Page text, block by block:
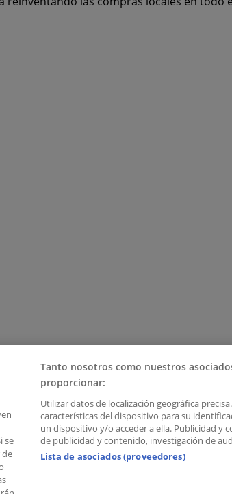
Barcelona, Spain
se
de
Tanto nosotros como nuestros
proporcionar:
Utilizar datos de localización geográfica
características del dispositivo para su
un dispositivo y/o acceder a ella. Publicidad y
de publicidad y contenido, investigación de
Lista de asociados (proveedores)